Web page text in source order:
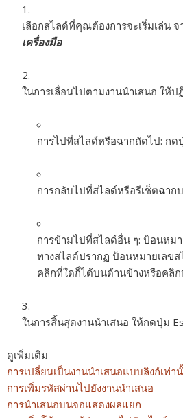
เลือกสไลด์ที่คุณต้องการจะเริ่มเล่น
เครื่องมือ
ในการเลื่อนไปตามงานนำเสนอ ให้
การไปที่สไลด์หรือฉากถัดไป: กด
การกลับไปที่สไลด์หรือรีเซ็ตฉาก
การข้ามไปที่สไลด์อื่น ๆ: ป้อนหมา
ทางสไลด์ปรากฏ ป้อนหมายเลข
คลิกที่ใดก็ได้บนด้านข้างหรือคลิ
ในการสิ้นสุดงานนำเสนอ ให้กดปุ่ม
ดูเพิ่มเติม
การเปลี่ยนเป็นงานนำเสนอแบบลิงก์เท่
การเพิ่มรหัสผ่านไปยังงานนำเสนอ
การนำเสนอบนจอแสดงผลแยก